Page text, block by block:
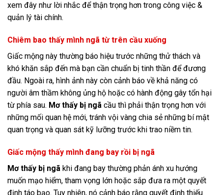
xem đây như lời nhắc để thận trọng hơn trong công việc &
quản lý tài chính.
Chiêm bao thấy mình ngã từ trên cầu xuống
Giấc mộng này thường báo hiệu trước những thử thách và
khó khăn sắp đến mà bạn cần chuẩn bị tinh thần để đương
đầu. Ngoài ra, hình ảnh này còn cảnh báo về khả năng có
người âm thầm không ủng hộ hoặc có hành động gây tổn hại
từ phía sau. Mơ thấy bị ngã cầu thì phải thận trọng hơn với
những mối quan hệ mới, tránh vội vàng chia sẻ những bí mật
quan trọng và quan sát kỹ lưỡng trước khi trao niềm tin.
Giấc mộng thấy mình đang bay rồi bị ngã
Mơ thấy bị ngã khi đang bay thường phản ánh xu hướng
muốn mạo hiểm, tham vọng lớn hoặc sắp đưa ra một quyết
định táo bạo. Tuy nhiên, nó cảnh báo rằng quyết định thiếu